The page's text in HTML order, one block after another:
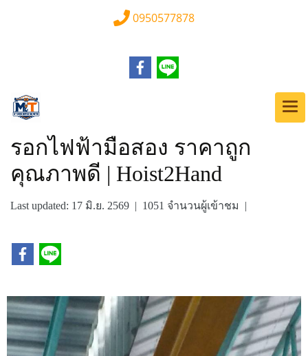
0950577878
รอกไฟฟ้ามือสอง ราคาถูก
คุณภาพดี | Hoist2Hand
Last updated: 17 มิ.ย. 2569 | 1051 จำนวนผู้เข้าชม |